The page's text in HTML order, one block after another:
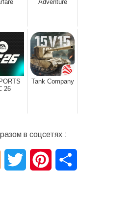
Adventure
26
Tank Company
в соцсетях :
Odnoklassniki
Twitter Pinterest